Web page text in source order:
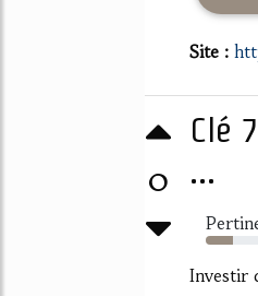
Site :
0
Clé
...
36%
Investir